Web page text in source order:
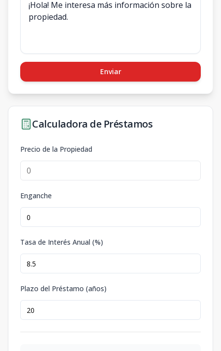
Enviar
Calculadora de Préstamos
Precio de la Propiedad
Enganche
Tasa de Interés Anual (%)
Plazo del Préstamo (años)